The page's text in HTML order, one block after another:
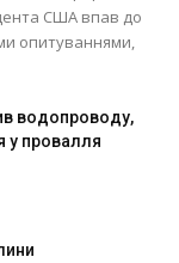
США впав до
опитуваннями,
водопроводу,
у провалля